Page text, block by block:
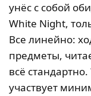
унёс с собой
White Night,
Все линейно:
предметы,
всё
участвует